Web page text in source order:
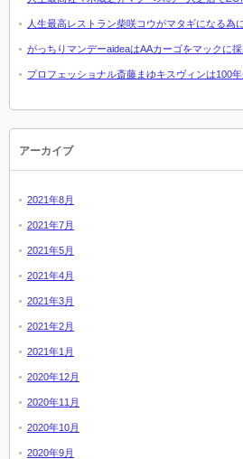
人生最高レストラン柴咲コウがマタギになる為
がっちりマンデーaideaはAAカーゴをマックに
プロフェッショナル斎藤まゆキスヴィンは100
アーカイブ
2021年8月
2021年7月
2021年5月
2021年4月
2021年3月
2021年2月
2021年1月
2020年12月
2020年11月
2020年10月
2020年9月